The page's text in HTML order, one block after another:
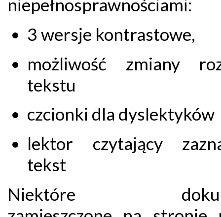
niepełnosprawnościami:
3 wersje kontrastowe,
możliwość zmiany
tekstu
czcionki dla dyslektyków
lektor czytający
tekst
Niektóre